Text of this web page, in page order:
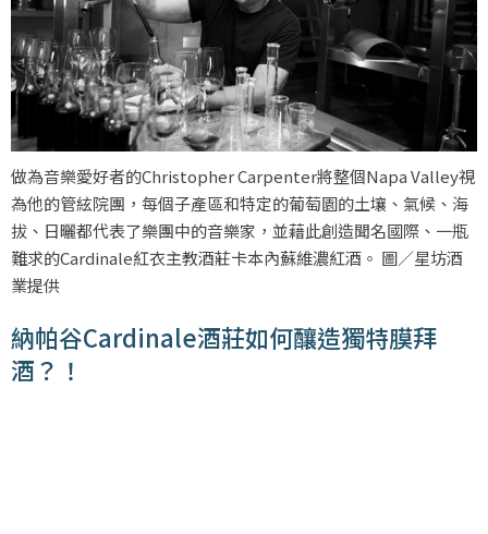
做為音樂愛好者的Christopher Carpenter將整個Napa Valley視
為他的管絃院團，每個子產區和特定的葡萄園的土壤、氣候、海
拔、日曬都代表了樂團中的音樂家，並藉此創造聞名國際、一瓶
難求的Cardinale紅衣主教酒莊卡本內蘇維濃紅酒。 圖／星坊酒
業提供
納帕谷Cardinale酒莊如何釀造獨特膜拜
酒？！